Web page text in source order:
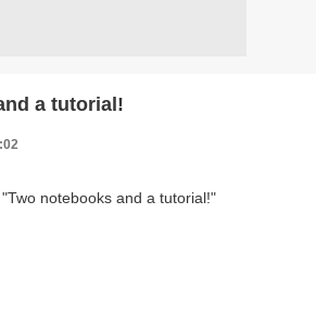
a tutorial!